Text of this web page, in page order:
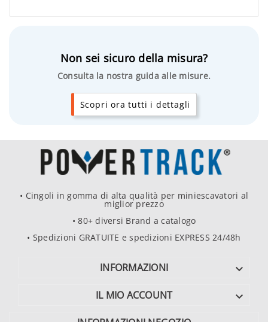
Non sei sicuro della misura?
Consulta la nostra guida alle misure.
Scopri ora tutti i dettagli
• Cingoli in gomma di alta qualità per miniescavatori al
miglior prezzo
• 80+ diversi Brand a catalogo
• Spedizioni GRATUITE e spedizioni EXPRESS 24/48h
INFORMAZIONI 
IL MIO ACCOUNT 